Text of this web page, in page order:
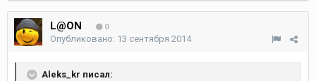
L@ON 0
Опубликовано: 13 сентября 2014
Aleks_kr писал: